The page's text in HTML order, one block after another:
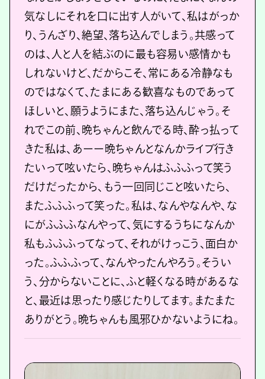
気なしにそれを口に出す人がいて、私はがっか
り、うんざり、絶望、落ち込んでしまう。共感って
のは、人と人を結ぶのに最も容易い感情かも
しれないけど、だからこそ、常にある冷静なも
のではなくて、たまにある歓喜なものであって
ほしいと、願うようにまた、落ち込んじゃう。そ
れでこの前、晩ちゃんと飲んでる時、酔っ払って
きた私は、あーー晩ちゃんとなんかライブ行き
たいって呟いたら、晩ちゃんはふふふって笑う
だけだったから、もう一回同じこと呟いたら、
またふふふって笑った。私は、なんやなんや、な
にがふふふなんやって、気にするうちになんか
私もふふふってなって、それがけっこう、面白か
った。ふふふって、なんやったんやろう。そうい
う、分からないことに、ふと軽くなる時があるな
と、最近は思ったり感じたりしてます。またまた
ありがとう。晩ちゃんも風邪ひかないようにね。